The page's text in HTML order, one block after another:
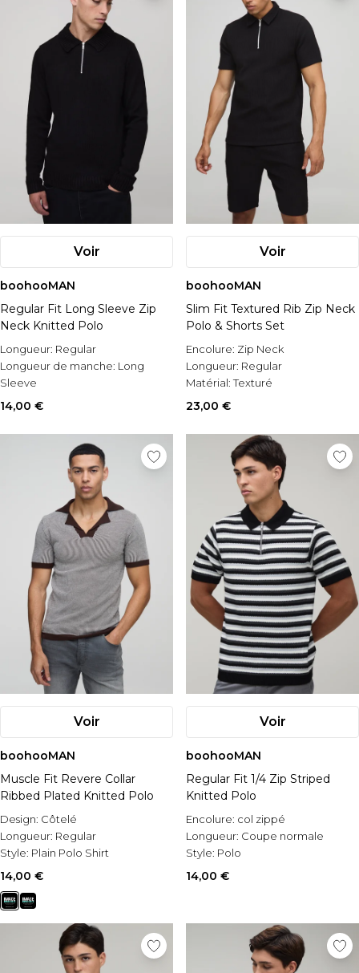
Voir
boohooMAN
Regular Fit Long Sleeve Zip
Neck Knitted Polo
Longueur: Regular
Longueur de manche: Long
Sleeve
Style:
Polo
14,00 €
Voir
boohooMAN
Slim Fit Textured Rib Zip Neck
Polo & Shorts Set
Encolure: Zip Neck
Longueur: Regular
Matérial:Texturé
23,00 €
Voir
boohooMAN
Muscle Fit Revere Collar
Ribbed Plated Knitted Polo
Design: Côtelé
Longueur: Regular
Style: Plain Polo Shirt
14,00 €
Voir
boohooMAN
Regular Fit 1/4 Zip Striped
Knitted Polo
Encolure: col zippé
Longueur: Coupe normale
Style: Polo
14,00 €